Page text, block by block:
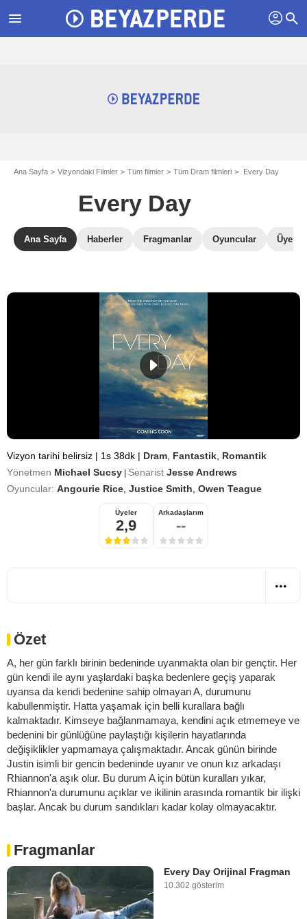
menu profil search
Ana Sayfa Vizyondaki Filmler Tüm filmler Tüm Dram filmleri Every Day
Every Day
Ana Sayfa Haberler Fragmanlar Oyuncular Üye
Vizyon tarihi belirsiz | 1s 38dk | Dram Fantastik Romantik
Yönetmen Michael Sucsy Senarist Jesse Andrews
Oyuncular: Angourie Rice Justice Smith Owen Teague
Üyeler
2,9
Arkadaşlarım
--
Özet
A, her gün farklı birinin bedeninde uyanmakta olan bir gençtir. Her
gün kendi ile aynı yaşlardaki başka bedenlere geçiş yaparak
uyansa da kendi bedenine sahip olmayan A, durumunu
kabullenmiştir. Hatta yaşamak için belli kurallara bağlı
kalmaktadır. Kimseye bağlanmamaya, kendini açık etmemeye ve
bedenini bir günlüğüne paylaştığı kişilerin hayatlarında
değişiklikler yapmamaya çalışmaktadır. Ancak günün birinde
Justin isimli bir gencin bedeninde uyanır ve onun kız arkadaşı
Rhiannon'a aşık olur. Bu durum A için bütün kuralları yıkar,
Rhiannon'a durumunu açıklar ve ikilinin arasında romantik bir ilişki
başlar. Ancak bu durum sandıkları kadar kolay olmayacaktır.
Fragmanlar
Every Day Orijinal Fragman
10.302 gösterim